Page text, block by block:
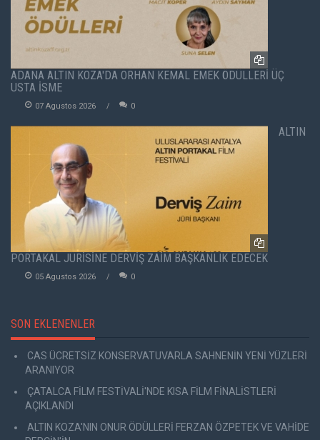
ADANA ALTIN KOZA'DA ORHAN KEMAL EMEK ÖDÜLLERİ ÜÇ
USTA İSME
07 Agustos 2026 0
ALTIN
PORTAKAL JÜRİSİNE DERVİŞ ZAİM BAŞKANLIK EDECEK
05 Agustos 2026 0
SON EKLENENLER
CAS ÜCRETSİZ KONSERVATUVARLA SAHNENİN YENİ YÜZLERİ
ARANIYOR
ÇATALCA FİLM FESTİVALİ'NDE KISA FİLM FİNALİSTLERİ
AÇIKLANDI
ALTIN KOZA'NIN ONUR ÖDÜLLERİ FERZAN ÖZPETEK VE VAHİDE